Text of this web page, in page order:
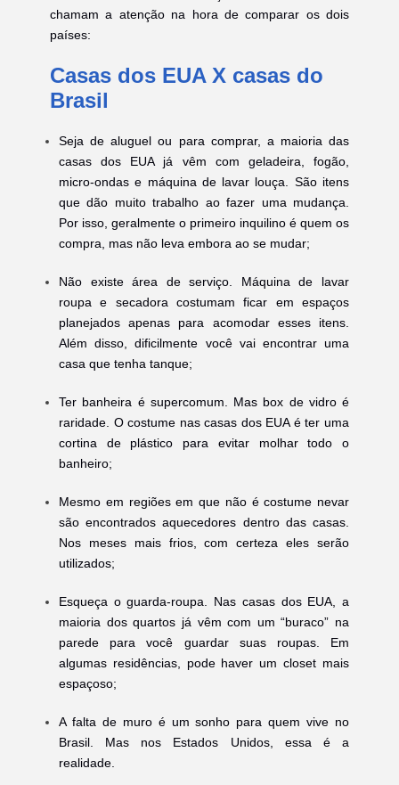
chamam a atenção na hora de comparar os dois
países:
Casas dos EUA X casas do
Brasil
Seja de aluguel ou para comprar, a maioria das
casas dos EUA já vêm com geladeira, fogão,
micro-ondas e máquina de lavar louça. São itens
que dão muito trabalho ao fazer uma mudança.
Por isso, geralmente o primeiro inquilino é quem os
compra, mas não leva embora ao se mudar;
Não existe área de serviço. Máquina de lavar
roupa e secadora costumam ficar em espaços
planejados apenas para acomodar esses itens.
Além disso, dificilmente você vai encontrar uma
casa que tenha tanque;
Ter banheira é supercomum. Mas box de vidro é
raridade. O costume nas casas dos EUA é ter uma
cortina de plástico para evitar molhar todo o
banheiro;
Mesmo em regiões em que não é costume nevar
são encontrados aquecedores dentro das casas.
Nos meses mais frios, com certeza eles serão
utilizados;
Esqueça o guarda-roupa. Nas casas dos EUA, a
maioria dos quartos já vêm com um “buraco” na
parede para você guardar suas roupas. Em
algumas residências, pode haver um closet mais
espaçoso;
A falta de muro é um sonho para quem vive no
Brasil. Mas nos Estados Unidos, essa é a
realidade.